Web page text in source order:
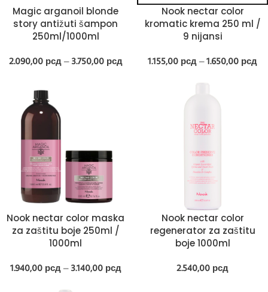
Magic arganoil blonde
story antižuti šampon
250ml/1000ml
2.090,00 рсд – 3.750,00 рсд
Nook nectar color
kromatic krema 250 ml /
9 nijansi
1.155,00 рсд – 1.650,00 рсд
Nook nectar color maska
za zaštitu boje 250ml /
1000ml
1.940,00 рсд – 3.140,00 рсд
Nook nectar color
regenerator za zaštitu
boje 1000ml
2.540,00 рсд